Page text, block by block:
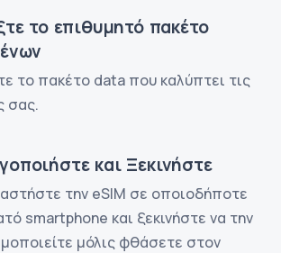
το επιθυμητό πακέτο
το πακέτο data που καλύπτει τις
σας.
και Ξεκινήστε
την eSIM σε οποιοδήποτε
smartphone και ξεκινήστε να την
μόλις φθάσετε στον